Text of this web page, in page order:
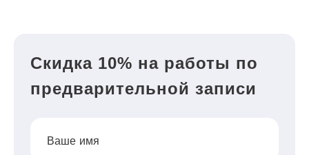
Скидка 10% на работы по
предварительной записи
Ваше имя